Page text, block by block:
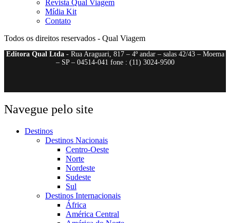
Revista Qual Viagem
Mídia Kit
Contato
Todos os direitos reservados - Qual Viagem
Editora Qual Ltda- Rua Araguari, 817 – 4º andar – salas 42/43 – Moema
– SP – 04514-041 fone : (11) 3024-9500
Navegue pelo site
Destinos
Destinos Nacionais
Centro-Oeste
Norte
Nordeste
Sudeste
Sul
Destinos Internacionais
África
América Central